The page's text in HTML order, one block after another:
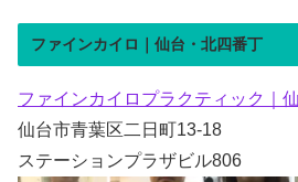
ファインカイロ｜仙台・北四番丁
ファインカイロプラクティック｜
仙台市青葉区二日町13-18
ステーションプラザビル806